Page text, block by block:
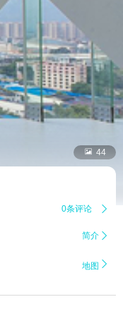
 44
0条评论 
简介 
地图 